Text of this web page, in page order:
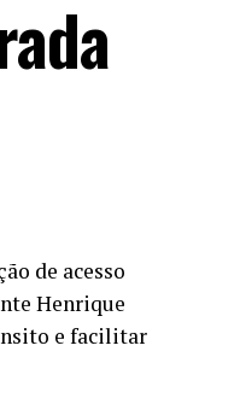
de acesso
Henrique
e facilitar